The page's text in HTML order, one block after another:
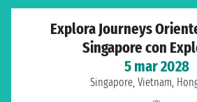
Explora Journeys
Singapore con
5 mar 2028
Singapore, Vietnam,